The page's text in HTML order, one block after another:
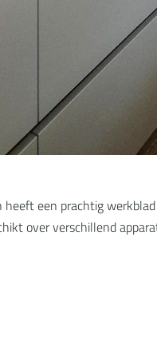
een prachtig
over verschillend